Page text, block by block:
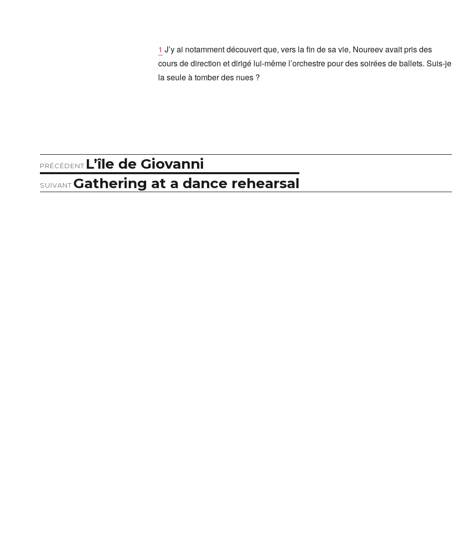
1 J’y ai notamment découvert que, vers la fin de sa vie, Noureev avait pris des
cours de direction et dirigé lui-même l’orchestre pour des soirées de ballets. Suis-je
la seule à tomber des nues ?
Navigation
de
PRÉCÉDENT
Article
précédent :
L’île de Giovanni
SUIVANT
Article
suivant :
Gathering at a dance rehearsal